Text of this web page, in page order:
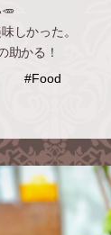
しかった。
助かる！
#Food